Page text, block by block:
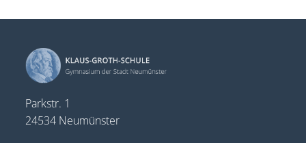
Parkstr. 1
24534 Neumünster